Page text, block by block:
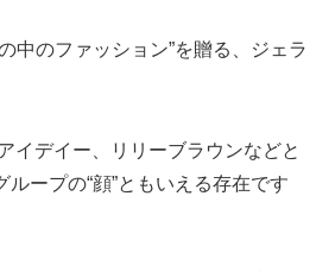
中のファッション”を贈る、ジェラ
イデイー、リリーブラウンなどと
ープの“顔”ともいえる存在です